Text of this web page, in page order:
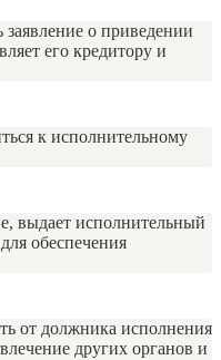
о приведении
его кредитору и
к исполнительному
выдает исполнительный
обеспечения
от должника исполнения
других органов и